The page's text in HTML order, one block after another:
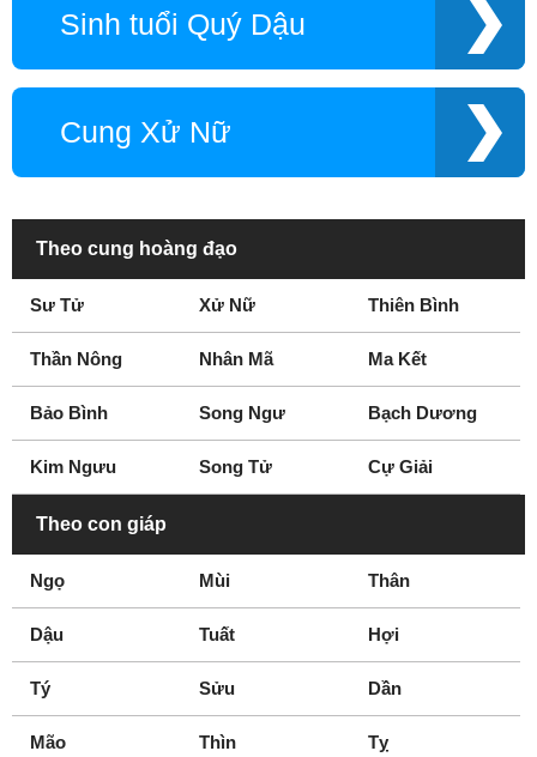
Sinh tuổi Quý Dậu
Cung Xử Nữ
Theo cung hoàng đạo
Sư Tử Xử Nữ Thiên Bình
Thần Nông Nhân Mã Ma Kết
Bảo Bình Song Ngư Bạch Dương
Kim Ngưu Song Tử Cự Giải
Theo con giáp
Ngọ Mùi Thân
Dậu Tuất Hợi
Tý Sửu Dần
Mão Thìn Tỵ